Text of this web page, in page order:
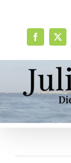
Facebook
X